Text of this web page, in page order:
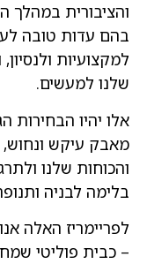
והציבורית במהלך
בהם עדות טובה
למקצועיות
שלנו למעשים.
אלו יהיו הבחירות
מאבק עיקש ונחוש,
והכוחות שלנו
בלימה לבניה
לפריימריז האלה
– כבית פוליטי